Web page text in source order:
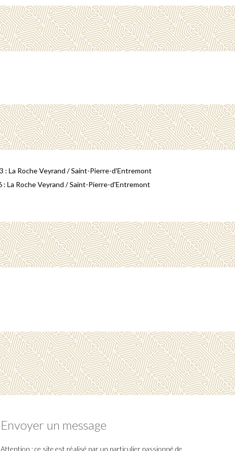
Envoyer un message
Attention : ce site est réalisé par un particulier passionné de